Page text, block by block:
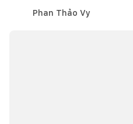
Phan Thảo Vy